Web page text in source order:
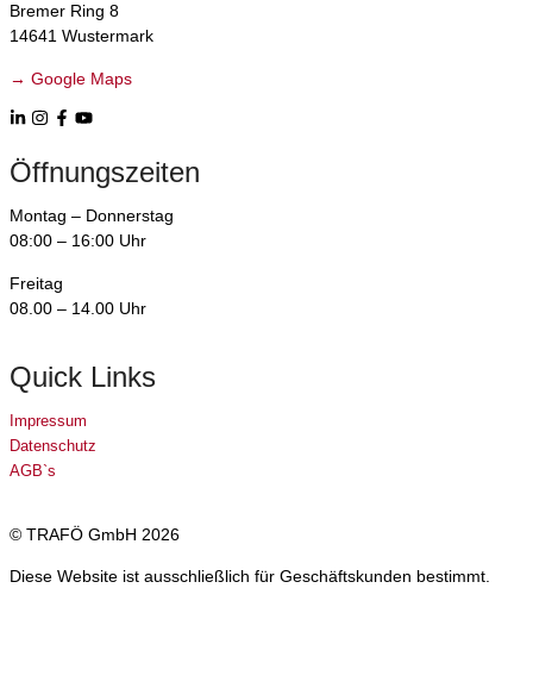
Bremer Ring 8
14641 Wustermark
→ Google Maps
Öffnungszeiten
Montag – Donnerstag
08:00 – 16:00 Uhr
Freitag
08.00 – 14.00 Uhr
Quick Links
Impressum
Datenschutz
AGB`s
© TRAFÖ GmbH 2026
Diese Website ist ausschließlich für Geschäftskunden bestimmt.